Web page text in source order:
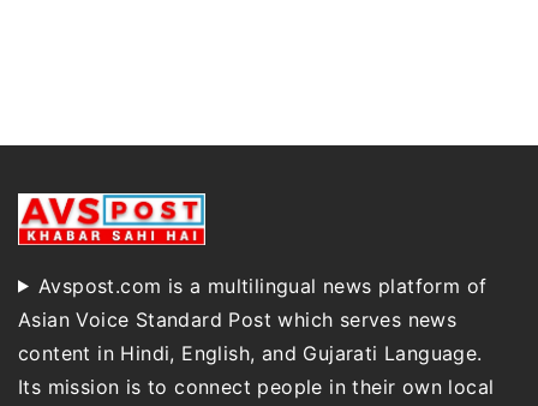
Avspost.com is a multilingual news platform of
Asian Voice Standard Post which serves news
content in Hindi, English, and Gujarati Language.
Its mission is to connect people in their own local